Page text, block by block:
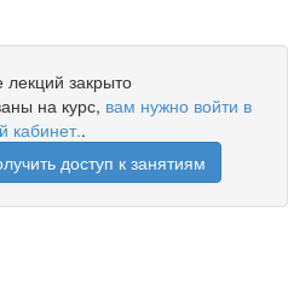
закрыто
на курс, вам нужно войти в
кабинет..
доступ к занятиям